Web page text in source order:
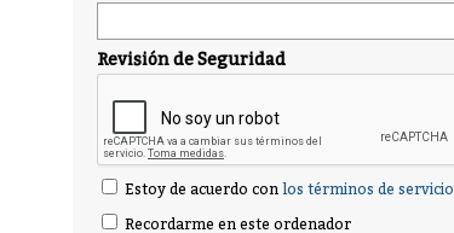
Revisión de Seguridad
Estoy de acuerdo con los términos de servicio
Recordarme en este ordenador